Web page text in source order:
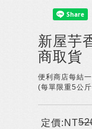
新屋芋
商取貨
便利商店每結
(每單限重5公
定價:NT